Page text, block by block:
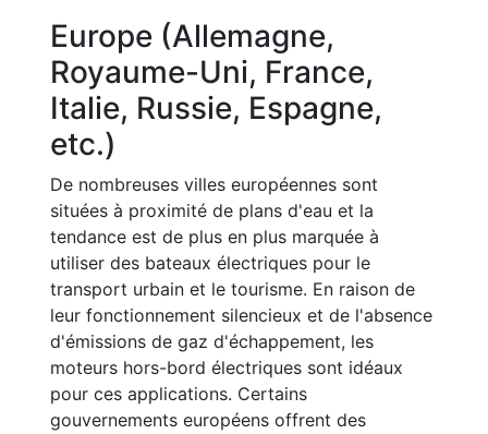
Europe (Allemagne,
Royaume-Uni, France,
Italie, Russie, Espagne,
etc.)
De nombreuses villes européennes sont
situées à proximité de plans d'eau et la
tendance est de plus en plus marquée à
utiliser des bateaux électriques pour le
transport urbain et le tourisme. En raison de
leur fonctionnement silencieux et de l'absence
d'émissions de gaz d'échappement, les
moteurs hors-bord électriques sont idéaux
pour ces applications. Certains
gouvernements européens offrent des